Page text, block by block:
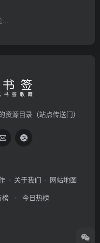
...
源目录（站点传送门）
关于我们
网站地图
榜 今日热榜